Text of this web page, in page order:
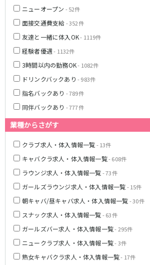
ニューオープン - 52件
面接交通費支給- 352件
友達と一緒に体入OK- 1119件
経験者優遇- 1132件
3時間以内の勤務OK- 1082件
ドリンクバックあり - 983件
指名バックあり - 789件
同伴バックあり - 777件
業種からさがす
クラブ求人・体入情報一覧- 13件
キャバクラ求人・体入情報一覧- 608件
ラウンジ求人・体入情報一覧- 73件
ガールズラウンジ求人・体入情報一覧- 15件
朝キャバ/昼キャバ求人・体入情報一覧- 30件
スナック求人・体入情報一覧- 63件
ガールズバー求人・体入情報一覧- 295件
ニュークラブ求人・体入情報一覧- 3件
熟女キャバクラ求人・体入情報一覧- 17件
北茨城
高崎
館林
該当求人 0 件
新橋駅
上野駅
川崎駅
横浜駅
秋葉原駅
浦和駅
川口駅
品川駅
大森駅
東十条駅
鶴見駅
王子駅
西日暮里駅
さいたま新都心駅
都営浅草線
新橋駅
五反田駅
浅草駅
浅草橋駅
東京メトロ銀座線